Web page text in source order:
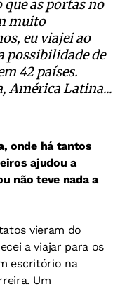
as portas no
muito
eu viajei ao
possibilidade de
42 países.
América Latina...
onde há tantos
ajudou a
não teve nada a
vieram do
a viajar para os
escritório na
Um